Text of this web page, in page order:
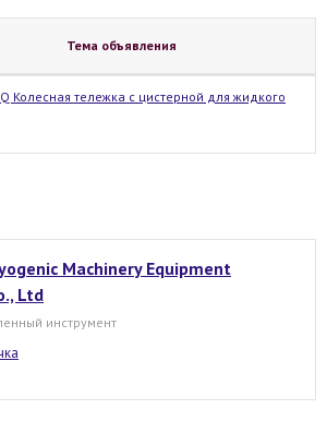
Тема объявления
Колесная тележка с цистерной для жидкого
Machinery Equipment
Ltd
инструмент